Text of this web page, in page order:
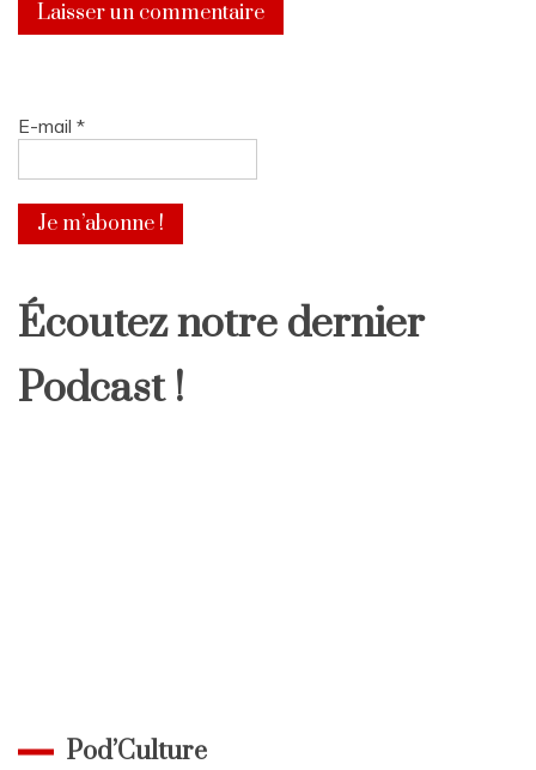
E-mail *
Écoutez notre dernier
Podcast !
Pod’Culture